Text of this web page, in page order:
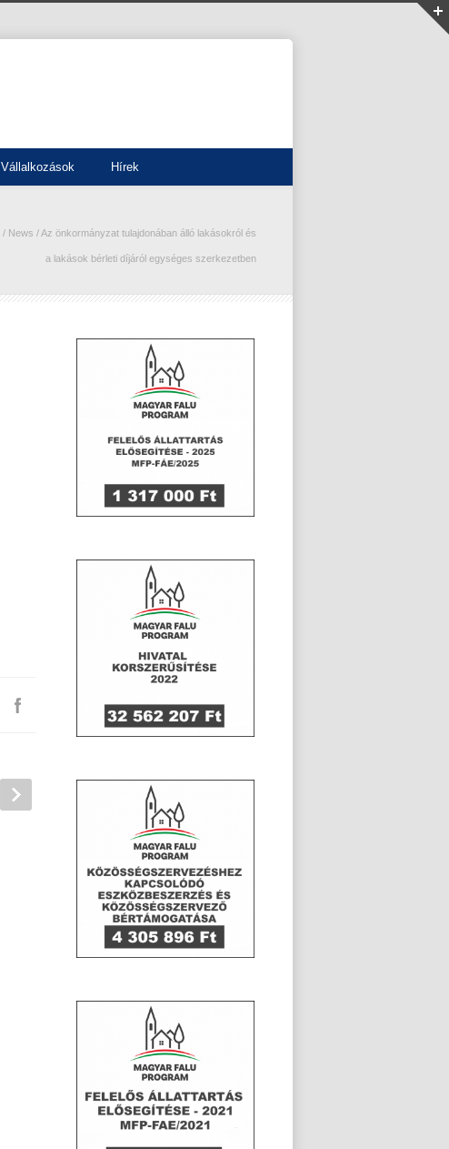
Vállalkozások Hírek
/ News /Az önkormányzat tulajdonában álló lakásokról és
a lakások bérleti díjáról egységes szerkezetben